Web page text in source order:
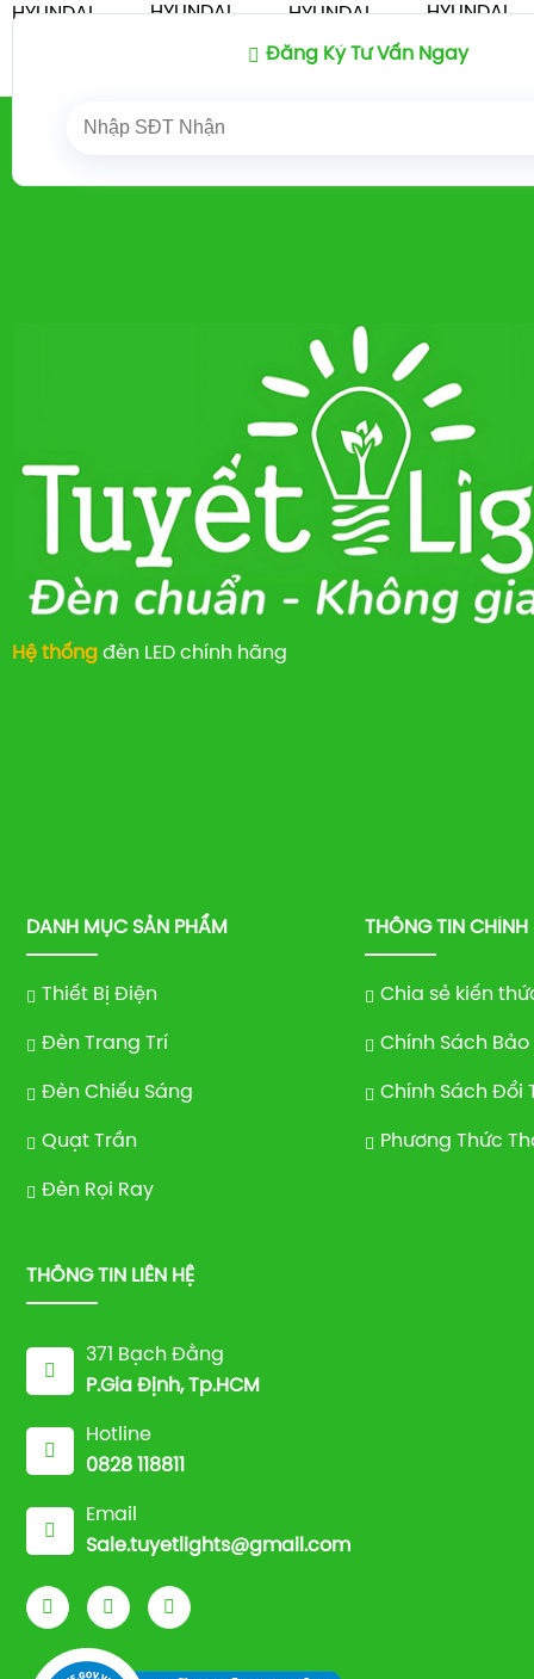
HYUNDAI
HYUNDAI
TUCSON 2024
HYUNDAI
TUCSON 2024
HYUNDAI
TUCSON
Đăng Ký Tư Vấn Ngay
Hệ thống đèn LED chính hãng
DANH MỤC SẢN PHẨM
Thiết Bị Điện
Đèn Trang Trí
Đèn Chiếu Sáng
Quạt Trần
Đèn Rọi Ray
THÔNG TIN CHÍNH
Chia sẻ kiến
Chính Sách Bảo
Chính Sách Đổi
Phương Thức
THÔNG TIN LIÊN HỆ
371 Bạch Đằng
P.Gia Định, Tp.HCM
Hotline
0828 118811
Email
Sale.tuyetlights@gmail.com